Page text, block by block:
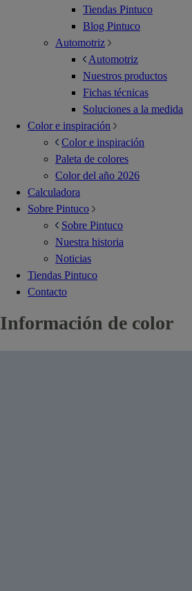
Tiendas Pintuco
Blog Pintuco
Automotriz
Automotriz
Nuestros productos
Fichas técnicas
Soluciones a la medida
Color e inspiración
Color e inspiración
Paleta de colores
Color del año 2026
Calculadora
Sobre Pintuco
Sobre Pintuco
Nuestra historia
Noticias
Tiendas Pintuco
Contacto
Información de color